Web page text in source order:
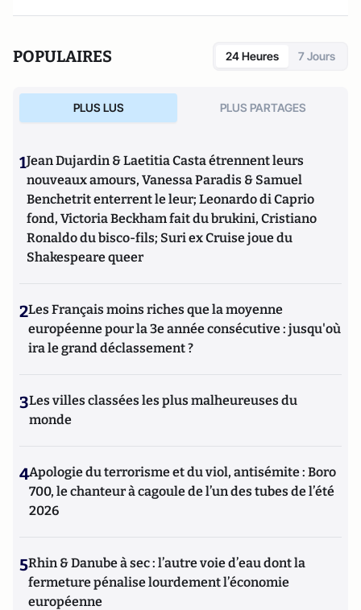
POPULAIRES 24 Heures 7 Jours
PLUS LUS PLUS PARTAGES
1Jean Dujardin & Laetitia Casta étrennent leurs
nouveaux amours, Vanessa Paradis & Samuel
Benchetrit enterrent le leur; Leonardo di Caprio
fond, Victoria Beckham fait du brukini, Cristiano
Ronaldo du bisco-fils; Suri ex Cruise joue du
Shakespeare queer
2Les Français moins riches que la moyenne
européenne pour la 3e année consécutive : jusqu'où
ira le grand déclassement ?
3Les villes classées les plus malheureuses du
monde
4Apologie du terrorisme et du viol, antisémite : Boro
700, le chanteur à cagoule de l’un des tubes de l’été
2026
5Rhin & Danube à sec : l’autre voie d’eau dont la
fermeture pénalise lourdement l’économie
européenne